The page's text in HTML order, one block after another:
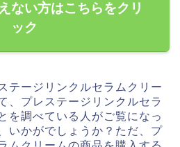
ない方はこちらをクリ
ック
テージリンクルセラムクリー
、プレステージリンクルセラ
を調べている人がご覧になっ
いかがでしょうか？ただ、プ